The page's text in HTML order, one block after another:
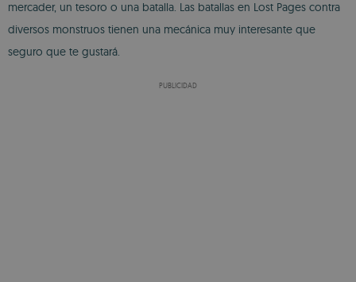
mercader, un tesoro o una batalla. Las batallas en Lost Pages contra
diversos monstruos tienen una mecánica muy interesante que
seguro que te gustará.
PUBLICIDAD